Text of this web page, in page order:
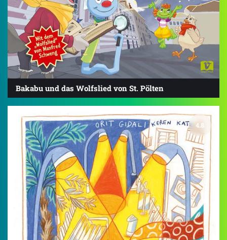
Bakabu und das Wolfslied von St. Pölten
4.8